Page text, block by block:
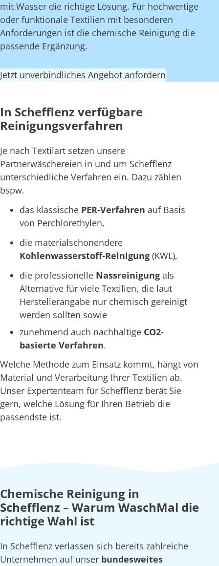
mit Wasser die richtige Lösung. Für hochwertige
oder funktionale Textilien mit besonderen
Anforderungen ist die chemische Reinigung die
passende Ergänzung.
Jetzt unverbindliches Angebot anfordern
In Schefflenz verfügbare
Reinigungsverfahren
Je nach Textilart setzen unsere
Partnerwäschereien in und um Schefflenz
unterschiedliche Verfahren ein. Dazu zählen
bspw.
das klassische PER-Verfahren auf Basis
von Perchlorethylen,
die materialschonendere
Kohlenwasserstoff-Reinigung (KWL),
die professionelle Nassreinigung als
Alternative für viele Textilien, die laut
Herstellerangabe nur chemisch gereinigt
werden sollten sowie
zunehmend auch nachhaltige CO2-
basierte Verfahren.
Welche Methode zum Einsatz kommt, hängt von
Material und Verarbeitung Ihrer Textilien ab.
Unser Expertenteam für Schefflenz berät Sie
gern, welche Lösung für Ihren Betrieb die
passendste ist.
Chemische Reinigung in
Schefflenz – Warum WaschMal die
richtige Wahl ist
In Schefflenz verlassen sich bereits zahlreiche
Unternehmen auf unser bundesweites